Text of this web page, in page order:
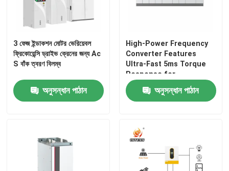
কারখানা পরিদর্শন
গুণমান নিয়ন্ত্রণ
আমাদের সাথে যোগাযোগ
3 ফেজ ইন্ডাকশন মোটর ভেরিয়েবল
ফ্রিকোয়েন্সি ড্রাইভ ক্রেনের জন্য Ac
S বাঁক ত্বরণ বিলম্ব
অনুসন্ধান পাঠান
High-Power Frequency
Converter Features
Ultra-Fast 5ms Torque
Response for
Demanding Applications
অনুসন্ধান পাঠান